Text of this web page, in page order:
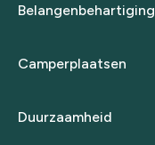
Belangenbehartiging
Camperplaatsen
Duurzaamheid